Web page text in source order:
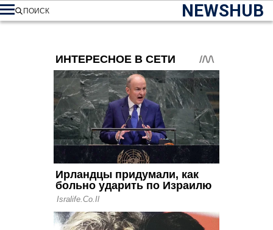
NEWSHUB
ПОИСК